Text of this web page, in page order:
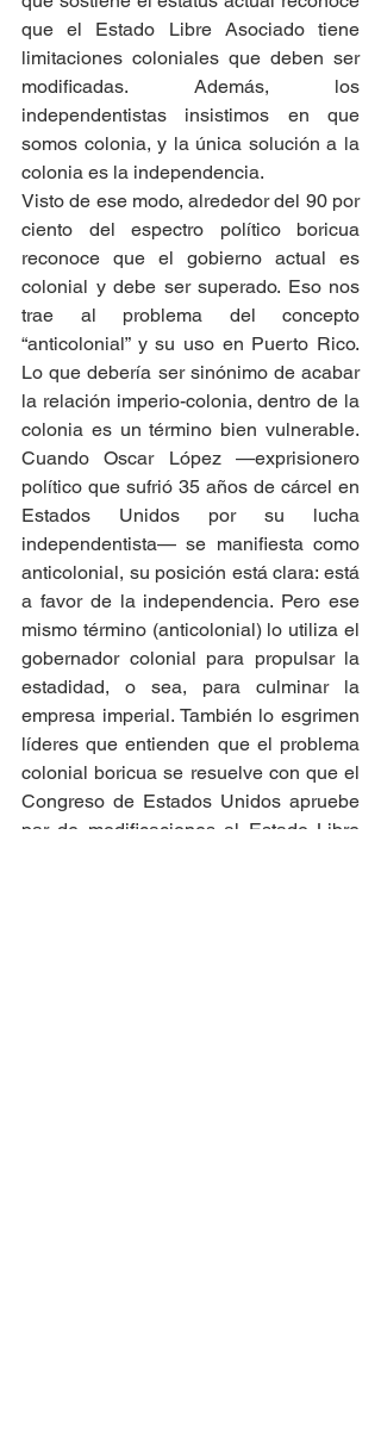
que el Estado Libre Asociado tiene
limitaciones coloniales que deben ser
modificadas. Además, los
independentistas insistimos en que
somos colonia, y la única solución a la
colonia es la independencia.
Visto de ese modo, alrededor del 90 por
ciento del espectro político boricua
reconoce que el gobierno actual es
colonial y debe ser superado. Eso nos
trae al problema del concepto
“anticolonial” y su uso en Puerto Rico.
Lo que debería ser sinónimo de acabar
la relación imperio-colonia, dentro de la
colonia es un término bien vulnerable.
Cuando Oscar López —exprisionero
político que sufrió 35 años de cárcel en
Estados Unidos por su lucha
independentista— se manifiesta como
anticolonial, su posición está clara: está
a favor de la independencia. Pero ese
mismo término (anticolonial) lo utiliza el
gobernador colonial para propulsar la
estadidad, o sea, para culminar la
empresa imperial. También lo esgrimen
líderes que entienden que el problema
colonial boricua se resuelve con que el
Congreso de Estados Unidos apruebe
par de modificaciones al Estado Libre